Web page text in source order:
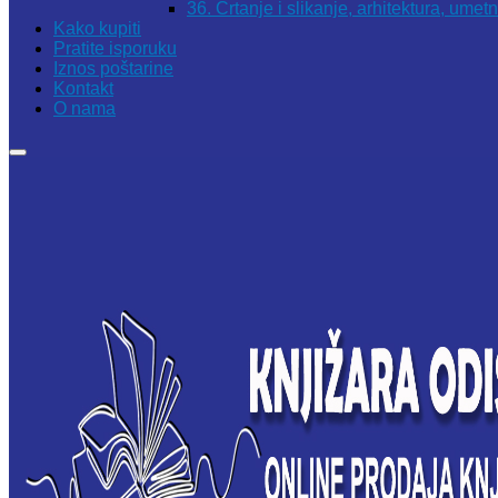
36. Crtanje i slikanje, arhitektura,
Kako kupiti
Pratite isporuku
Iznos poštarine
Kontakt
O nama